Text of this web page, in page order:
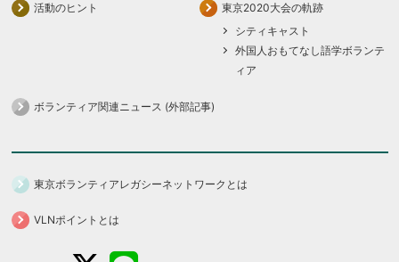
活動のヒント
東京2020大会の軌跡
シティキャスト
外国人おもてなし語学ボランテ
ィア
ボランティア関連ニュース (外部記事)
東京ボランティアレガシーネットワークとは
VLNポイントとは